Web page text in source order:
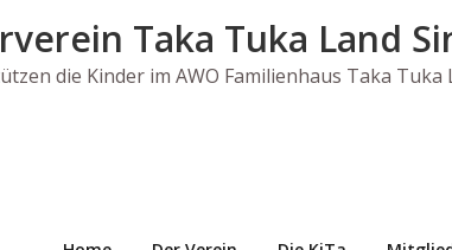
Taka Tuka Land
die Kinder im AWO Familienhaus Taka Tuka